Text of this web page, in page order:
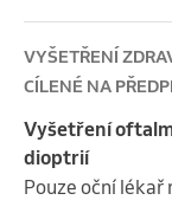
VYŠETŘENÍ
CÍLENÉ NA
Vyšetření
dioptrií
Pouze oční